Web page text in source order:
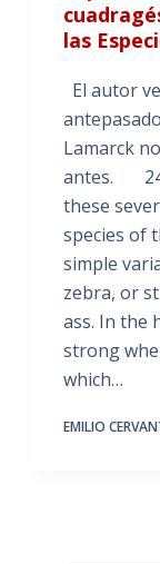
las
El autor
Lamarck
antes.
these
species of
simple
zebra, or
ass. In the
strong
which…
EMILIO